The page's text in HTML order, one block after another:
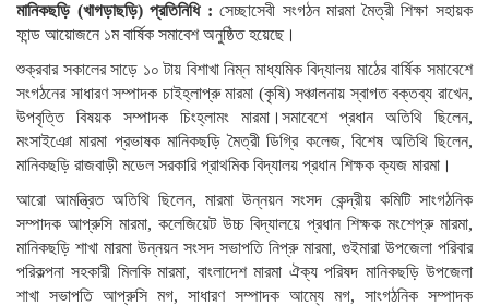
মানিকছড়ি (খাগড়াছড়ি) প্রতিনিধি :সেচ্ছাসেবী সংগঠন মারমা মৈত্রী শিক্ষা সহায়ক
ফান্ড আয়োজনে ১ম বার্ষিক সমাবেশ অনুষ্ঠিত হয়েছে।
শুক্রবার সকালের সাড়ে ১০ টায় বিশাখা নিম্ন মাধ্যমিক বিদ্যালয় মাঠের বার্ষিক সমাবেশে
সংগঠনের সাধারণ সম্পাদক চাইহ্লাপ্রু মারমা (কৃষি) সঞ্চালনায় স্বাগত বক্তব্য রাখেন,
উপবৃত্তি বিষয়ক সম্পাদক চিংহ্লামং মারমা।সমাবেশে প্রধান অতিথি ছিলেন,
মংসাইঞো মারমা প্রভাষক মানিকছড়ি মৈত্রী ডিগ্রি কলেজ, বিশেষ অতিথি ছিলেন,
মানিকছড়ি রাজবাড়ী মডেল সরকারি প্রাথমিক বিদ্যালয় প্রধান শিক্ষক ক্যজ মারমা।
আরো আমন্ত্রিত অতিথি ছিলেন, মারমা উন্নয়ন সংসদ কেন্দ্রীয় কমিটি সাংগঠনিক
সম্পাদক আপ্রুসি মারমা, কলেজিয়েট উচ্চ বিদ্যালয়ে প্রধান শিক্ষক মংশেপ্রু মারমা,
মানিকছড়ি শাখা মারমা উন্নয়ন সংসদ সভাপতি নিপ্রু মারমা, গুইমারা উপজেলা পরিবার
পরিকল্পনা সহকারী মিলকি মারমা, বাংলাদেশ মারমা ঐক্য পরিষদ মানিকছড়ি উপজেলা
শাখা সভাপতি আপ্রুসি মগ, সাধারণ সম্পাদক আম্যে মগ, সাংগঠনিক সম্পাদক